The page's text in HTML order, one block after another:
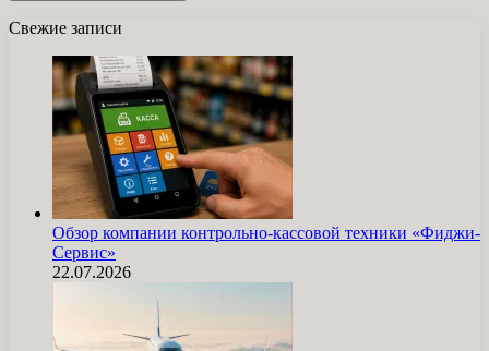
Свежие записи
Обзор компании контрольно-кассовой техники «Фиджи-
Сервис»
22.07.2026